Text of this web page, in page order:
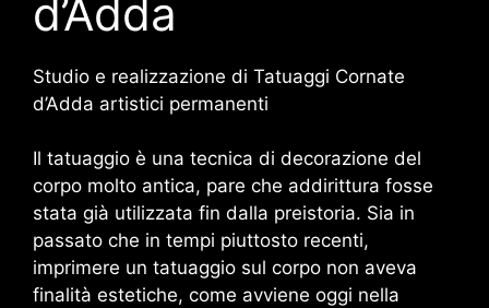
d’Adda
Studio e realizzazione di Tatuaggi Cornate
d’Adda artistici permanenti
Il tatuaggio è una tecnica di decorazione del
corpo molto antica, pare che addirittura fosse
stata già utilizzata fin dalla preistoria. Sia in
passato che in tempi piuttosto recenti,
imprimere un tatuaggio sul corpo non aveva
finalità estetiche, come avviene oggi nella